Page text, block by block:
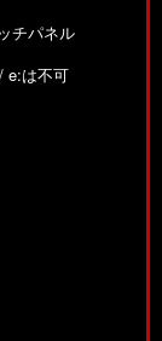
チパネル
e:は不可